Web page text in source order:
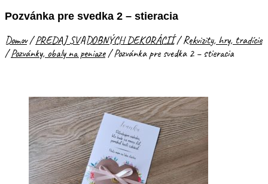
Pozvánka pre svedka 2 – stieracia
Domov/PREDAJ SVADOBNÝCH DEKORÁCIÍ/Rekvizity, hry, tradície
/Pozvánky, obaly na peniaze/Pozvánka pre svedka 2 – stieracia